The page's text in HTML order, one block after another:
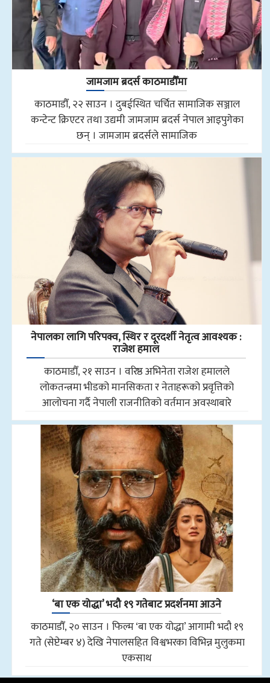
जामजाम ब्रदर्स काठमाडौँमा
काठमाडौँ, २२ साउन । दुबईस्थित चर्चित सामाजिक सञ्जाल
कन्टेन्ट क्रिएटर तथा उद्यमी जामजाम ब्रदर्स नेपाल आइपुगेका
छन् । जामजाम ब्रदर्सले सामाजिक
नेपालका लागि परिपक्व, स्थिर र दूरदर्शी नेतृत्व आवश्यक :
राजेश हमाल
काठमाडौँ, २१ साउन । वरिष्ठ अभिनेता राजेश हमालले
लोकतन्त्रमा भीडको मानसिकता र नेताहरूको प्रवृत्तिको
आलोचना गर्दै नेपाली राजनीतिको वर्तमान अवस्थाबारे
‘बा एक योद्धा’ भदौ १९ गतेबाट प्रदर्शनमा आउने
काठमाडौँ, २० साउन । फिल्म ‘बा एक योद्धा’ आगामी भदौ १९
गते (सेप्टेम्बर ४) देखि नेपालसहित विश्वभरका विभिन्न मुलुकमा
एकसाथ